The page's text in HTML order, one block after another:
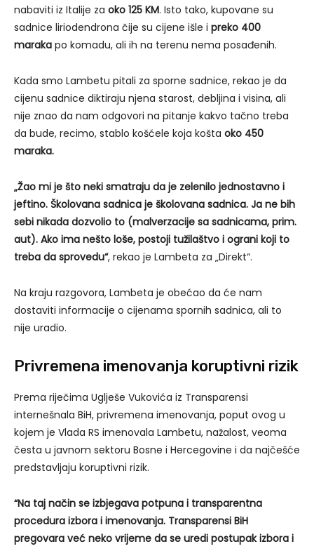
nabaviti iz Italije za oko 125 KM. Isto tako, kupovane su
sadnice liriodendrona čije su cijene išle i preko 400
maraka po komadu, ali ih na terenu nema posađenih.
Kada smo Lambetu pitali za sporne sadnice, rekao je da
cijenu sadnice diktiraju njena starost, debljina i visina, ali
nije znao da nam odgovori na pitanje kakvo tačno treba
da bude, recimo, stablo košćele koja košta oko 450
maraka.
„Žao mi je što neki smatraju da je zelenilo jednostavno i
jeftino. Školovana sadnica je školovana sadnica. Ja ne bih
sebi nikada dozvolio to (malverzacije sa sadnicama, prim.
aut). Ako ima nešto loše, postoji tužilaštvo i ograni koji to
treba da sprovedu“, rekao je Lambeta za „Direkt“.
Na kraju razgovora, Lambeta je obećao da će nam
dostaviti informacije o cijenama spornih sadnica, ali to
nije uradio.
Privremena imenovanja koruptivni rizik
Prema riječima Uglješe Vukovića iz Transparensi
internešnala BiH, privremena imenovanja, poput ovog u
kojem je Vlada RS imenovala Lambetu, nažalost, veoma
česta u javnom sektoru Bosne i Hercegovine i da najčešće
predstavljaju koruptivni rizik.
“Na taj način se izbjegava potpuna i transparentna
procedura izbora i imenovanja. Transparensi BiH
pregovara već neko vrijeme da se uredi postupak izbora i